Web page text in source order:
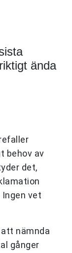
ända
behov av
det,
vet
nämnda
gånger